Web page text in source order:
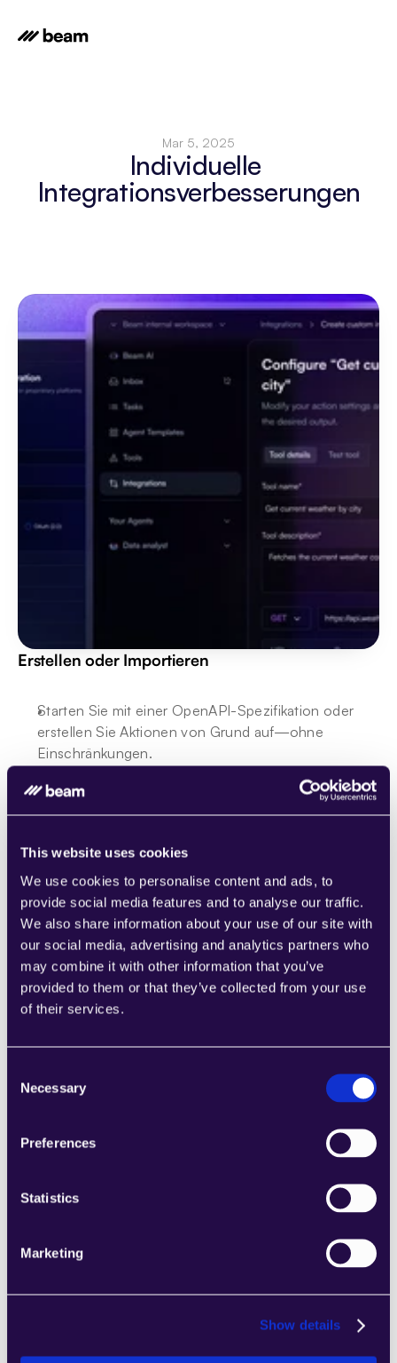
This website uses cookies
We use cookies to personalise content and ads, to
provide social media features and to analyse our traffic.
We also share information about your use of our site with
our social media, advertising and analytics partners who
may combine it with other information that you’ve
provided to them or that they’ve collected from your use
of their services.
Selection
Necessary
Preferences
Statistics
Marketing
Show details
Mar 5, 2025
Individuelle
Integrationsverbesserungen
Erstellen oder Importieren
Starten Sie mit einer OpenAPI-Spezifikation oder
erstellen Sie Aktionen von Grund auf—ohne
Einschränkungen.
Laden Sie ein benutzerdefiniertes Schema für eine
einfache Einrichtung hoch.
Aktionen- & Parameterreicher UI:
Eine geführte Einrichtung ermöglicht volle Kontrolle
über die Aktionen:
Aktionskonfiguration: Name (50 Zeichen) &
Beschreibung (200 Zeichen)
HTTP-Methoden:
GET, POST, PUT, DELETE
Formatierung
automatisch, ermöglicht Anpassungen in der
Testen Sie jede Aktion
jederzeit und erhalten Sie echte API-Antworten.
Authentifizierungsunterstützung:
API-Key &
unterstützt.
Sehen Sie den Status und